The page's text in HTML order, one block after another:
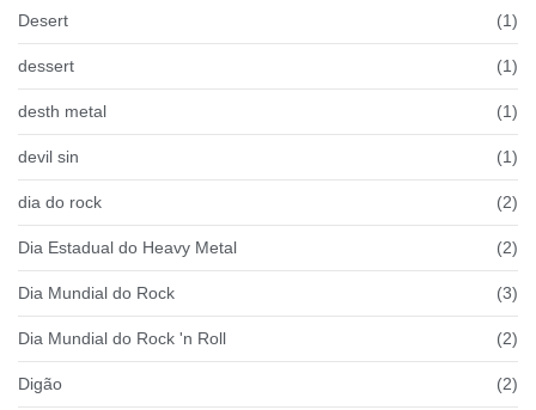
Desert (1)
dessert (1)
desth metal (1)
devil sin (1)
dia do rock (2)
Dia Estadual do Heavy Metal (2)
Dia Mundial do Rock (3)
Dia Mundial do Rock 'n Roll (2)
Digão (2)